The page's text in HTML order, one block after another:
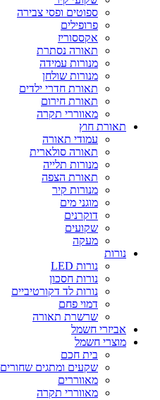
ספוטים ופסי צבירה
פרופילים
אקססוריז
תאורה נסתרת
מנורות עמידה
מנורות שולחן
תאורת חדרי ילדים
תאורת חירום
מאווררי תקרה
תאורת חוץ
עמודי תאורה
תאורה סולארית
מנורות תלייה
תאורת הצפה
מנורות קיר
מוגני מים
דוקרנים
שקועים
מעקה
נורות
נורות LED
נורות חסכון
נורות לד דקורטיביים
דמוי פחם
שרשרת תאורה
אביזרי חשמל
מוצרי חשמל
בית חכם
שקעים ומתגים שחורים
מאווררים
מאווררי תקרה